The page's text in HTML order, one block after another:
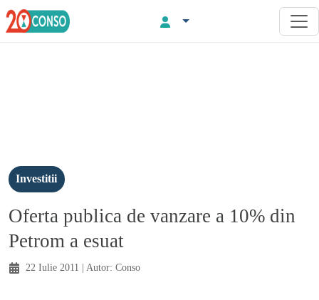
Investitii
Oferta publica de vanzare a 10% din
Petrom a esuat
22 Iulie 2011 | Autor: Conso